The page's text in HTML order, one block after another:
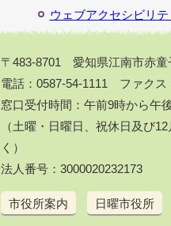
ウェブアクセシビリ
〒483-8701 愛知県江南市赤童
電話：0587-54-1111 ファクス
窓口受付時間：午前9時から午
（土曜・日曜日、祝休日及び
く）
法人番号：3000020232173
市役所案内 日曜市役所